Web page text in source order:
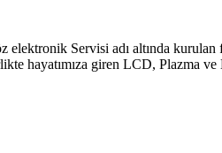
Servisi adı altında kurulan
hayatımıza giren LCD, Plazma